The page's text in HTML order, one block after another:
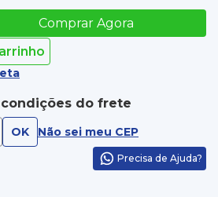
Comprar Agora
do frete
OK Não sei meu CEP
Precisa de Ajuda?